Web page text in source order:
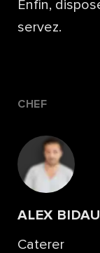
Enfin,
servez.
CHEF
ALEX
Caterer